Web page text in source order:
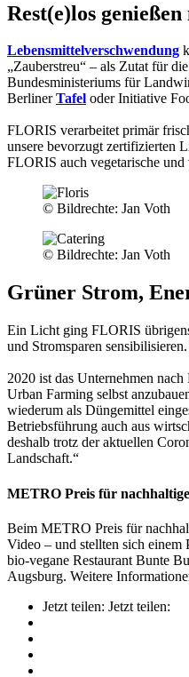
Rest(e)los
Lebensmittelverschwendung
„Zauberstreu“ – als Zutat für
Bundesministeriums für
BerlinerTafel oder Initiative
FLORIS verarbeitet primär
unsere bevorzugt zertifizierten
FLORIS auch vegetarische
© Bildrechte: Jan Voth
© Bildrechte: Jan Voth
Grüner Strom,
Ein Licht ging FLORIS
und Stromsparen
2020 ist das Unternehmen
Urban Farming selbst
wiederum als Düngemittel
Betriebsführung auch aus
deshalb trotz der aktuellen
Landschaft.“
METRO Preis für
Beim METRO Preis für
Video – und stellten sich einem
bio-vegane Restaurant Bunte
Augsburg. Weitere
Jetzt teilen: Jetzt teilen: